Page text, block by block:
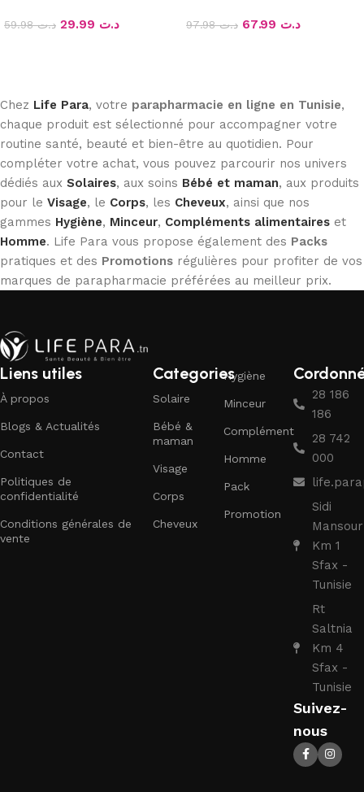
د.ت59.98 د.ت
50MLد.ت97.98 د.ت
Chez Life Para, votre parapharmacie en ligne en Tunisie,
chaque produit est sélectionné pour accompagner votre
routine santé, beauté et bien-être au quotidien. Pour
compléter votre achat, vous pouvez parcourir nos univers
dédiés aux Solaires, aux soins Bébé et maman, aux produits
pour le Visage, le Corps, les Cheveux, ainsi que nos
gammes Hygiène, Minceur, Compléments alimentaires et
Homme. Life Para vous propose également des Packs
pratiques et des Promotions régulières pour profiter de vos
marques de parapharmacie préférées au meilleur prix.
Liens utiles
À propos
Blogs & Actualités
Contact
Politiques de
confidentialité
Conditions générales de
vente
Categories
Solaire
Bébé &
maman
Visage
Corps
Cheveux
Hygiène
Minceur
Complément
Homme
Pack
Promotion
28 186
186
28 742
000
Sidi
Mansour
Km 1
Sfax -
Tunisie
Rt
Saltnia
Km 4
Sfax -
Tunisie
Suivez-
nous